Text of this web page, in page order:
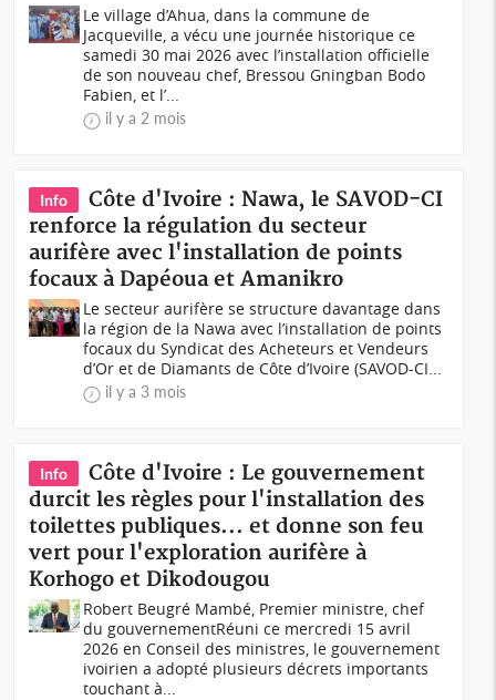
Le village d’Ahua, dans la commune de
Jacqueville, a vécu une journée historique ce
samedi 30 mai 2026 avec l’installation officielle
de son nouveau chef, Bressou Gningban Bodo
Fabien, et l’...
il y a 2 mois
Info
Côte d'Ivoire : Nawa, le SAVOD-CI
renforce la régulation du secteur
aurifère avec l'installation de points
focaux à Dapéoua et Amanikro
Le secteur aurifère se structure davantage dans
la région de la Nawa avec l’installation de points
focaux du Syndicat des Acheteurs et Vendeurs
d’Or et de Diamants de Côte d’Ivoire (SAVOD-CI...
il y a 3 mois
Info
Côte d'Ivoire : Le gouvernement
durcit les règles pour l'installation des
toilettes publiques... et donne son feu
vert pour l'exploration aurifère à
Korhogo et Dikodougou
Robert Beugré Mambé, Premier ministre, chef
du gouvernementRéuni ce mercredi 15 avril
2026 en Conseil des ministres, le gouvernement
ivoirien a adopté plusieurs décrets importants
touchant à...